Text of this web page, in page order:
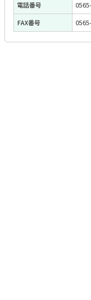
電話番号
FAX番号